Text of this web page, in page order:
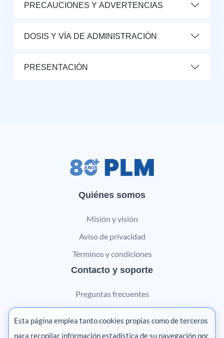
PRECAUCIONES Y ADVERTENCIAS
DOSIS Y VÍA DE ADMINISTRACIÓN
PRESENTACIÓN
Quiénes somos
Misión y visión
Aviso de privacidad
Términos y condiciones
Contacto y soporte
Preguntas frecuentes
Marketing digital
Esta página emplea tanto cookies propias como de terceros
para recopilar información estadística de su navegación por